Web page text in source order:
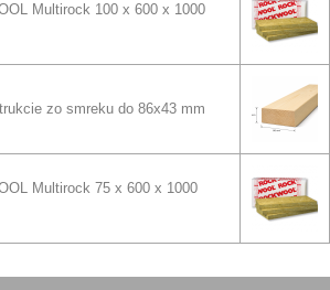
Multirock 100 x 600 x 1000
zo smreku do 86x43 mm
Multirock 75 x 600 x 1000